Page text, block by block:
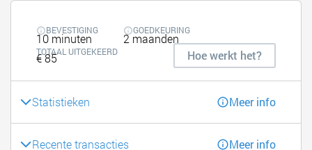
BEVESTIGING
10 minuten
GOEDKEURING
2 maanden
TOTAAL UITGEKEERD
€ 85 Hoe werkt het?
Statistieken Meer info
Recente transacties Meer info